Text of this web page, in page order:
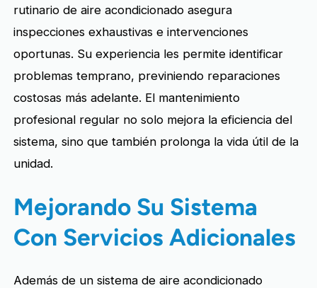
rutinario de aire acondicionado asegura
inspecciones exhaustivas e intervenciones
oportunas. Su experiencia les permite identificar
problemas temprano, previniendo reparaciones
costosas más adelante. El mantenimiento
profesional regular no solo mejora la eficiencia del
sistema, sino que también prolonga la vida útil de la
unidad.
Mejorando Su Sistema
Con Servicios Adicionales
Además de un sistema de aire acondicionado